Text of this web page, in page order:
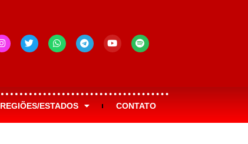
REGIÕES/ESTADOS CONTATO